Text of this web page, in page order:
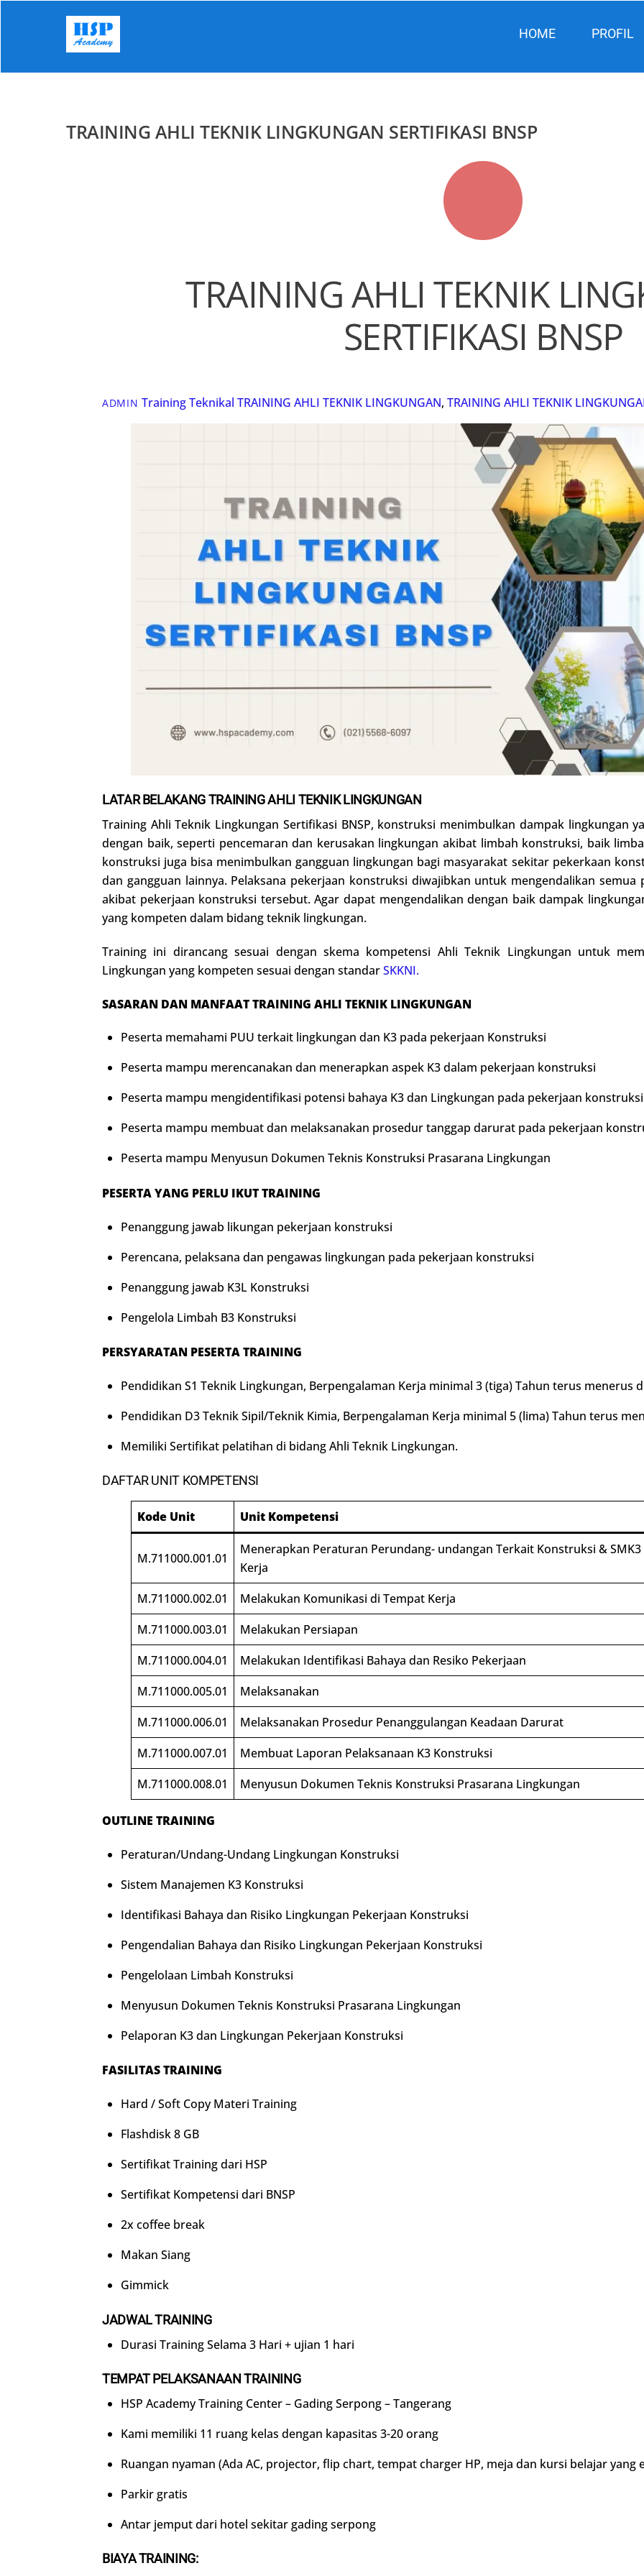
HOME PROFIL
TRAINING AHLI TEKNIK LINGKUNGAN SERTIFIKASI BNSP
TRAINING AHLI TEKNIK
SERTIFIKASI BNSP
ADMIN Training Teknikal TRAINING AHLI TEKNIK LINGKUNGAN, TRAINING AHLI TEKNIK
LATAR BELAKANGTRAINING AHLI TEKNIK LINGKUNGAN
Training Ahli Teknik Lingkungan Sertifikasi BNSP, konstruksi menimbulkan dampak lingkungan
dengan baik, seperti pencemaran dan kerusakan lingkungan akibat limbah konstruksi, baik
konstruksi juga bisa menimbulkan gangguan lingkungan bagi masyarakat sekitar pekerkaan
dan gangguan lainnya. Pelaksana pekerjaan konstruksi diwajibkan untuk mengendalikan
akibat pekerjaan konstruksi tersebut. Agar dapat mengendalikan dengan baik dampak
yang kompeten dalam bidang teknik lingkungan.
Training ini dirancang sesuai dengan skema kompetensi Ahli Teknik Lingkungan untuk
Lingkungan yang kompeten sesuai dengan standarSKKNI.
SASARAN DAN MANFAAT TRAINING AHLI TEKNIK LINGKUNGAN
Peserta memahami PUU terkait lingkungan dan K3 pada pekerjaan Konstruksi
Peserta mampu merencanakan dan menerapkan aspek K3 dalam pekerjaan konstruksi
Peserta mampu mengidentifikasi potensi bahaya K3 dan Lingkungan pada pekerjaan konstruksi
Peserta mampu membuat dan melaksanakan prosedur tanggap darurat pada pekerjaan
Peserta mampu Menyusun Dokumen Teknis Konstruksi Prasarana Lingkungan
PESERTA YANG PERLU IKUT TRAINING
Penanggung jawab likungan pekerjaan konstruksi
Perencana, pelaksana dan pengawas lingkungan pada pekerjaan konstruksi
Penanggung jawab K3L Konstruksi
Pengelola Limbah B3 Konstruksi
PERSYARATAN PESERTA TRAINING
Pendidikan S1 Teknik Lingkungan, Berpengalaman Kerja minimal 3 (tiga) Tahun terus menerus
Pendidikan D3 Teknik Sipil/Teknik Kimia, Berpengalaman Kerja minimal 5 (lima) Tahun terus
Memiliki Sertifikat pelatihan di bidang Ahli Teknik Lingkungan.
DAFTAR UNIT KOMPETENSI
Kode Unit Unit Kompetensi
M.711000.001.01
Menerapkan Peraturan Perundang- undangan Terkait Konstruksi &
Kerja
M.711000.002.01
Melakukan Komunikasi di Tempat Kerja
M.711000.003.01
Melakukan Persiapan
M.711000.004.01
Melakukan Identifikasi Bahaya dan Resiko Pekerjaan
M.711000.005.01
Melaksanakan
M.711000.006.01
Melaksanakan Prosedur Penanggulangan Keadaan Darurat
M.711000.007.01
Membuat Laporan Pelaksanaan K3 Konstruksi
M.711000.008.01
Menyusun Dokumen Teknis Konstruksi Prasarana Lingkungan
OUTLINE TRAINING
Peraturan/Undang-Undang Lingkungan Konstruksi
Sistem Manajemen K3 Konstruksi
Identifikasi Bahaya dan Risiko Lingkungan Pekerjaan Konstruksi
Pengendalian Bahaya dan Risiko Lingkungan Pekerjaan Konstruksi
Pengelolaan Limbah Konstruksi
Menyusun Dokumen Teknis Konstruksi Prasarana Lingkungan
Pelaporan K3 dan Lingkungan Pekerjaan Konstruksi
FASILITAS TRAINING
Hard / Soft Copy Materi Training
Flashdisk 8 GB
Sertifikat Training dari HSP
Sertifikat Kompetensi dari BNSP
2x coffee break
Makan Siang
Gimmick
JADWAL TRAINING
Durasi Training Selama 3 Hari + ujian 1 hari
TEMPAT PELAKSANAAN TRAINING
HSP Academy Training Center – Gading Serpong – Tangerang
Kami memiliki 11 ruang kelas dengan kapasitas 3-20 orang
Ruangan nyaman (Ada AC, projector, flip chart, tempat charger HP, meja dan kursi belajar yang
Parkir gratis
Antar jemput dari hotel sekitar gading serpong
BIAYA TRAINING: